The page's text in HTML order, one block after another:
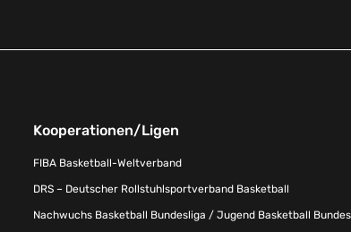
Kooperationen/Ligen
FIBA Basketball-Weltverband
DRS – Deutscher Rollstuhlsportverband Basketball
Nachwuchs Basketball Bundesliga / Jugend Basketball